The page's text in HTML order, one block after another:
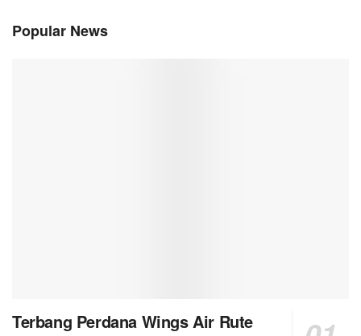
Popular News
Terbang Perdana Wings Air Rute